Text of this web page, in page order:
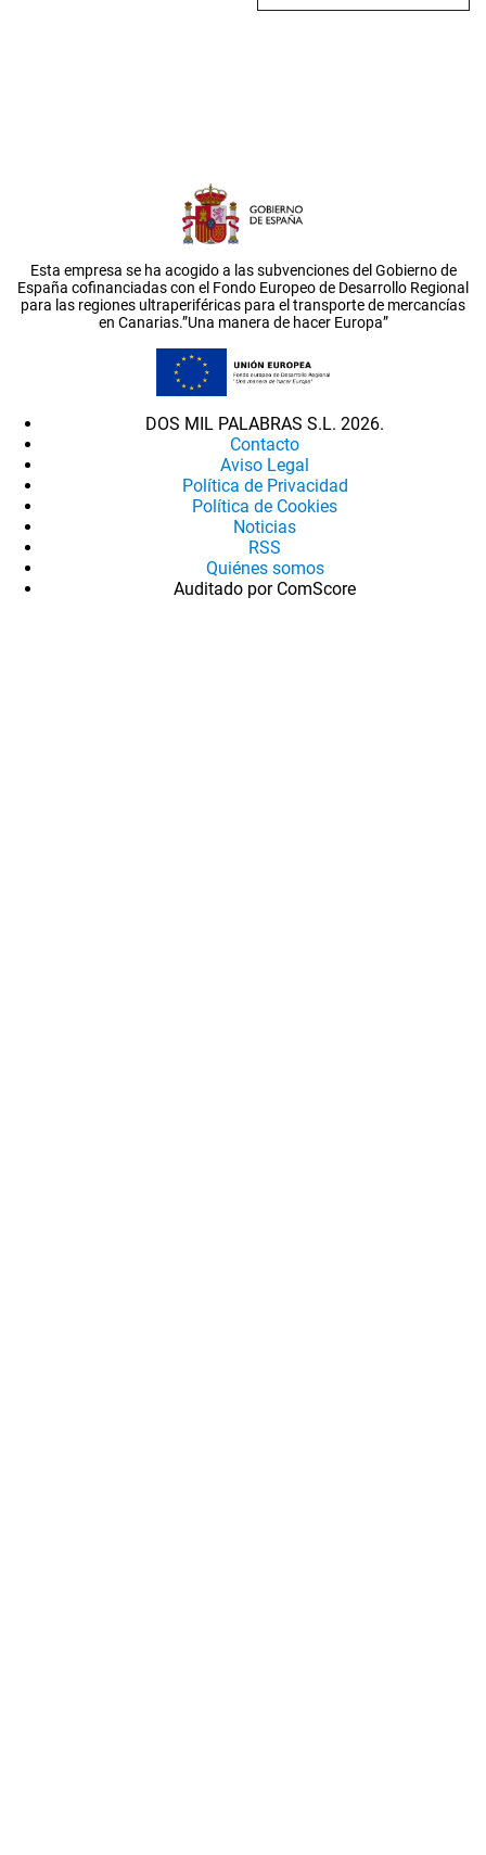
Esta empresa se ha acogido a las subvenciones del Gobierno de
España cofinanciadas con el Fondo Europeo de Desarrollo Regional
para las regiones ultraperiféricas para el transporte de mercancías
en Canarias.”Una manera de hacer Europa”
DOS MIL PALABRAS S.L. 2026.
Contacto
Aviso Legal
Política de Privacidad
Política de Cookies
Noticias
RSS
Quiénes somos
Auditado por ComScore